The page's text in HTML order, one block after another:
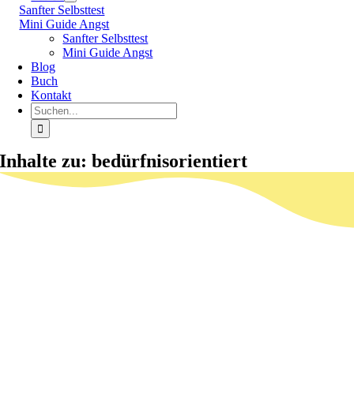
Sanfter Selbsttest
Mini Guide Angst
Sanfter Selbsttest
Mini Guide Angst
Blog
Buch
Kontakt
Suche
nach:
Inhalte zu: bedürfnisorientiert